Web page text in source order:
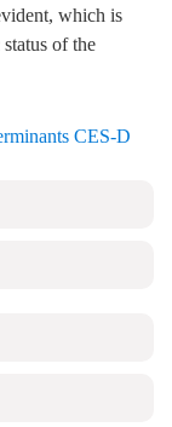
which is
of the
CES-D